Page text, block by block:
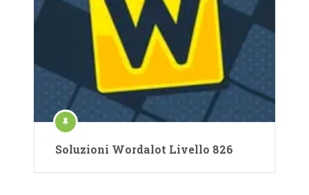
Soluzioni Wordalot Livello 826